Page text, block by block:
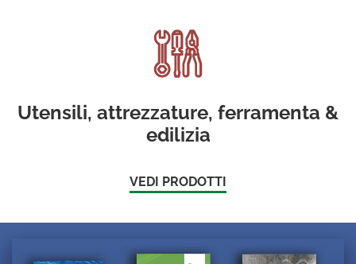
Utensili, attrezzature, ferramenta &
edilizia
VEDI PRODOTTI